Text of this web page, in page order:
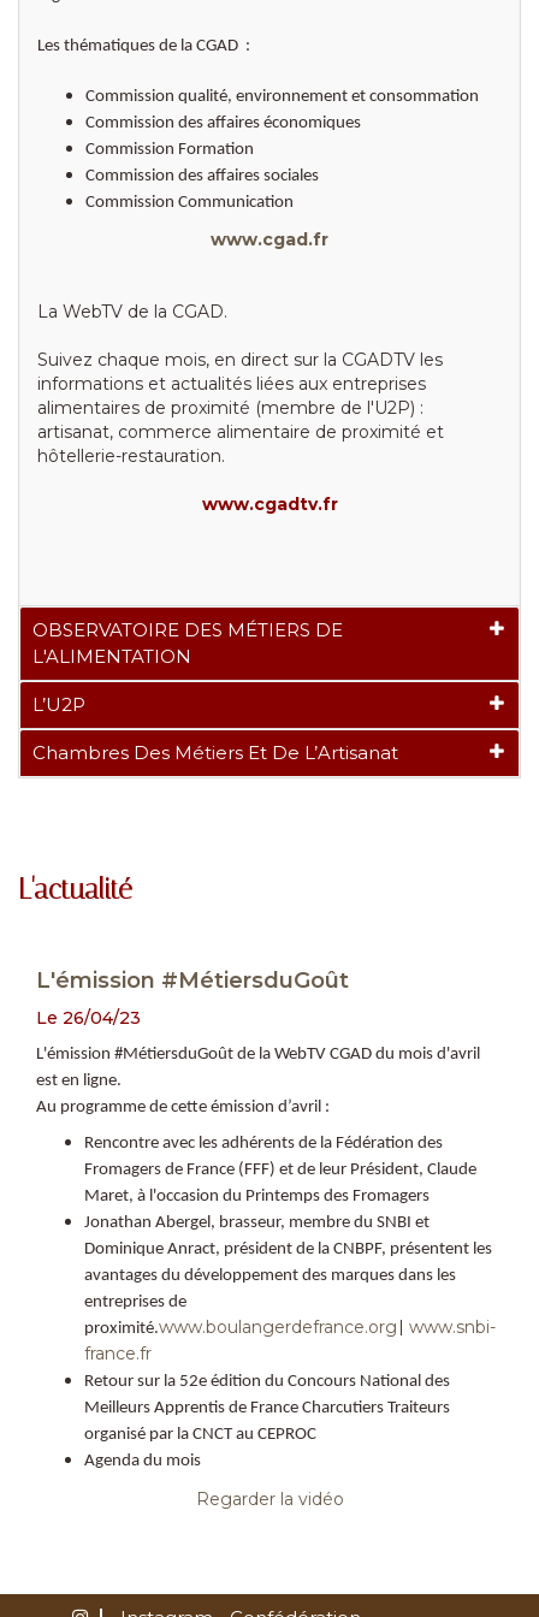
Les thématiques de la CGAD :
Commission qualité, environnement et consommation
Commission des affaires économiques
Commission Formation
Commission des affaires sociales
Commission Communication
www.cgad.fr
La WebTV de la CGAD.
Suivez chaque mois, en direct sur la CGADTV les
informations et actualités liées aux entreprises
alimentaires de proximité (membre de l'U2P) :
artisanat, commerce alimentaire de proximité et
hôtellerie-restauration.
www.cgadtv.fr
OBSERVATOIRE DES MÉTIERS DE
L'ALIMENTATION
L’U2P
Chambres Des Métiers Et De L’Artisanat
L'actualité
L'émission #MétiersduGoût
Le 26/04/23
L'émission #MétiersduGoût de la WebTV CGAD du mois d'avril
est en ligne.
Au programme de cette émission d’avril :
Rencontre avec les adhérents de la Fédération des
Fromagers de France (FFF) et de leur Président, Claude
Maret, à l'occasion du Printemps des Fromagers
Jonathan Abergel, brasseur, membre du SNBI et
Dominique Anract, président de la CNBPF, présentent les
avantages du développement des marques dans les
entreprises de
proximité.www.boulangerdefrance.org
www.snbi-
france.fr
Retour sur la 52e édition du Concours National des
Meilleurs Apprentis de France Charcutiers Traiteurs
organisé par la CNCT au CEPROC
Agenda du mois ​
Regarder la vidéo